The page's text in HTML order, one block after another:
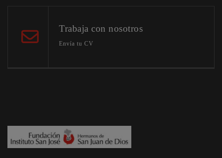
Trabaja con nosotros
Envía tu CV